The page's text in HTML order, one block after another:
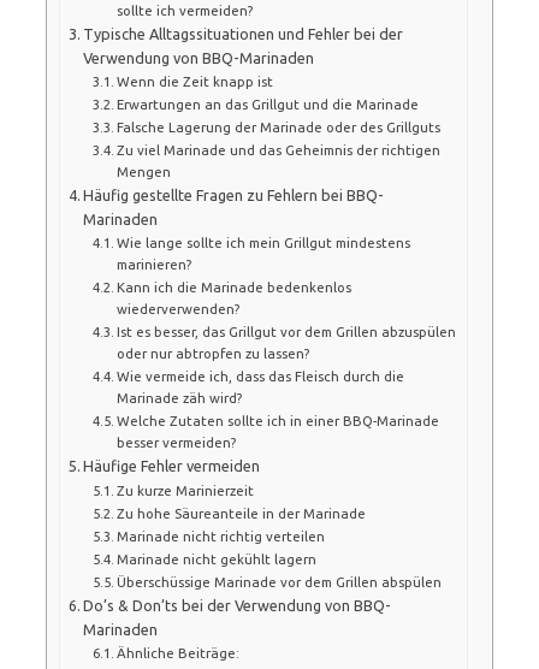
sollte ich vermeiden?
Typische Alltagssituationen und Fehler bei der
Verwendung von BBQ-Marinaden
Wenn die Zeit knapp ist
Erwartungen an das Grillgut und die Marinade
Falsche Lagerung der Marinade oder des Grillguts
Zu viel Marinade und das Geheimnis der richtigen
Mengen
Häufig gestellte Fragen zu Fehlern bei BBQ-
Marinaden
Wie lange sollte ich mein Grillgut mindestens
marinieren?
Kann ich die Marinade bedenkenlos
wiederverwenden?
Ist es besser, das Grillgut vor dem Grillen abzuspülen
oder nur abtropfen zu lassen?
Wie vermeide ich, dass das Fleisch durch die
Marinade zäh wird?
Welche Zutaten sollte ich in einer BBQ-Marinade
besser vermeiden?
Häufige Fehler vermeiden
Zu kurze Marinierzeit
Zu hohe Säureanteile in der Marinade
Marinade nicht richtig verteilen
Marinade nicht gekühlt lagern
Überschüssige Marinade vor dem Grillen abspülen
Do’s & Don’ts bei der Verwendung von BBQ-
Marinaden
Ähnliche Beiträge: